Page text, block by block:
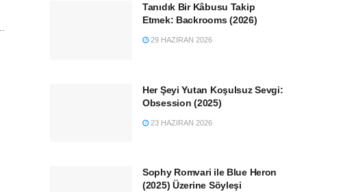
Tanıdık Bir Kâbusu Takip
Etmek: Backrooms (2026)
29 HAZIRAN 2026
Her Şeyi Yutan Koşulsuz Sevgi:
Obsession (2025)
23 HAZIRAN 2026
Sophy Romvari ile Blue Heron
(2025) Üzerine Söyleşi